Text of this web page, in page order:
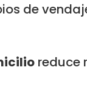
de
reduce